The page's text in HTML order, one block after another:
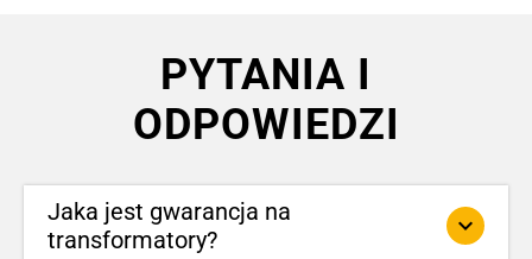
PYTANIA I
ODPOWIEDZI
Jaka jest gwarancja na
transformatory?
keyboard_arrow_down